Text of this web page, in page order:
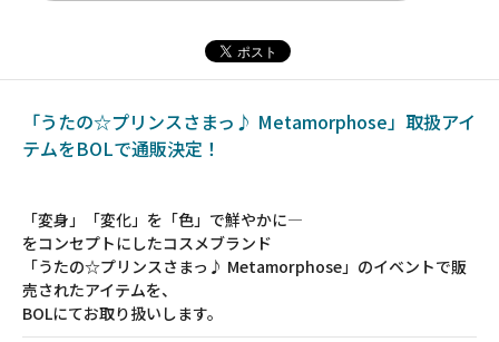
「うたの☆プリンスさまっ♪ Metamorphose」取扱アイ
テムをBOLで通販決定！
「変身」「変化」を「色」で鮮やかに―
をコンセプトにしたコスメブランド
「うたの☆プリンスさまっ♪ Metamorphose」のイベントで販
売されたアイテムを、
BOLにてお取り扱いします。